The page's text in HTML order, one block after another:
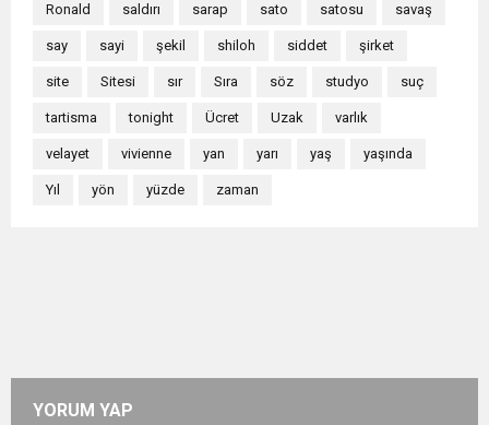
Ronald saldırı sarap sato satosu savaş
say sayi şekil shiloh siddet şirket
site Sitesi sır Sıra söz studyo suç
tartisma tonight Ücret Uzak varlık
velayet vivienne yan yarı yaş yaşında
Yıl yön yüzde zaman
YORUM YAP